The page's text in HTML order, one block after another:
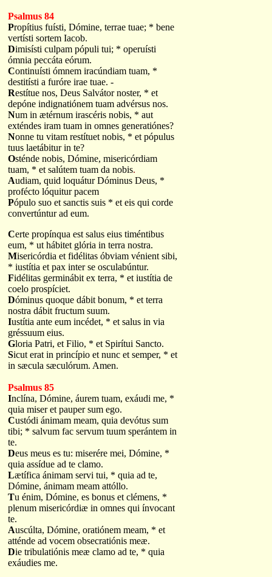
Psalmus 84
Propítius fuísti, Dómine, terrae tuae; * bene
vertísti sortem Iacob.
Dimisísti culpam pópuli tui; * operuísti
ómnia peccáta eórum.
Continuísti ómnem iracúndiam tuam, *
destitísti a furóre irae tuae. -
Restítue nos, Deus Salvátor noster, * et
depóne indignatiónem tuam advérsus nos.
Num in ætérnum irascéris nobis, * aut
exténdes iram tuam in omnes generatiónes?
Nonne tu vitam restítuet nobis, * et pópulus
tuus laetábitur in te?
Osténde nobis, Dómine, misericórdiam
tuam, * et salútem tuam da nobis.
Audiam, quid loquátur Dóminus Deus, *
profécto lóquitur pacem
Pópulo suo et sanctis suis * et eis qui corde
convertúntur ad eum.
Certe propínqua est salus eius timéntibus
eum, * ut hábitet glória in terra nostra.
Misericórdia et fidélitas óbviam vénient sibi,
* iustítia et pax inter se osculabúntur.
Fidélitas germinábit ex terra, * et iustítia de
coelo prospíciet.
Dóminus quoque dábit bonum, * et terra
nostra dábit fructum suum.
Iustítia ante eum incédet, * et salus in via
gréssuum eius.
Gloria Patri, et Filio, * et Spirítui Sancto.
Sicut erat in princípio et nunc et semper, * et
in sæcula sæculórum. Amen.
Psalmus 85
Inclína, Dómine, áurem tuam, exáudi me, *
quia miser et pauper sum ego.
Custódi ánimam meam, quia devótus sum
tibi; * salvum fac servum tuum sperántem in
te.
Deus meus es tu: miserére mei, Dómine, *
quia assídue ad te clamo.
Lætífica ánimam servi tui, * quia ad te,
Dómine, ánimam meam attóllo.
Tu énim, Dómine, es bonus et clémens, *
plenum misericórdiæ in omnes qui ínvocant
te.
Auscúlta, Dómine, oratiónem meam, * et
atténde ad vocem obsecratiónis meæ.
Die tribulatiónis meæ clamo ad te, * quia
exáudies me.